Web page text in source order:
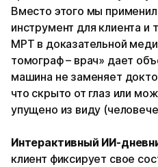
Вместо этого мы
инструмент для клиента и
МРТ в доказательной
томограф – врач» дает
машина не заменяет
что скрыто от глаз или
упущено из виду
Интерактивный ИИ-
клиент фиксирует свое